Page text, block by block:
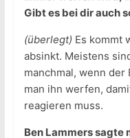
Gibt es bei dir auch
(überlegt) Es kommt
absinkt. Meistens
manchmal, wenn
man ihn werfen,
reagieren muss.
Ben Lammers sagte